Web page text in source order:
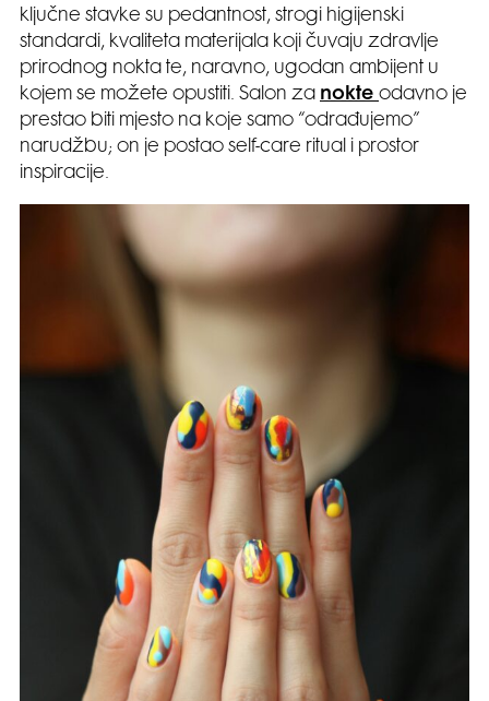
ključne stavke su pedantnost, strogi higijenski
standardi, kvaliteta materijala koji čuvaju zdravlje
prirodnog nokta te, naravno, ugodan ambijent u
kojem se možete opustiti. Salon za nokte odavno je
prestao biti mjesto na koje samo “odrađujemo”
narudžbu; on je postao self-care ritual i prostor
inspiracije.